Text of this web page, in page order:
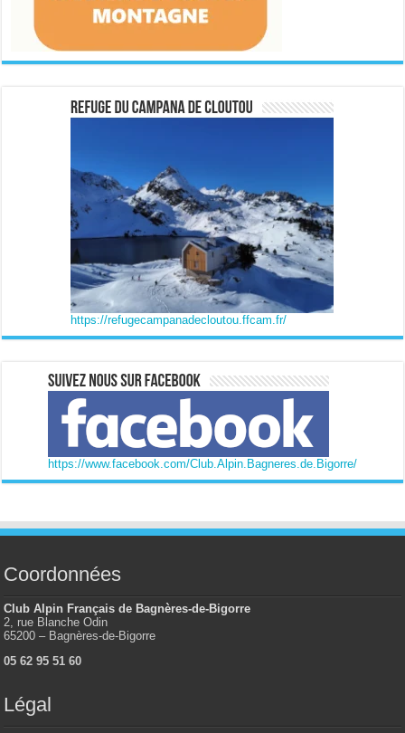
https://refugecampanadecloutou.ffcam.fr/
https://www.facebook.com/Club.Alpin.Bagneres.de.Bigorre/
Coordonnées
Club Alpin Français de Bagnères-de-Bigorre
2, rue Blanche Odin
65200 – Bagnères-de-Bigorre
05 62 95 51 60
Légal